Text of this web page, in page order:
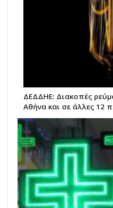
ΔΕΔΔΗΕ: Διακοπές
Αθήνα και σε άλλες 12